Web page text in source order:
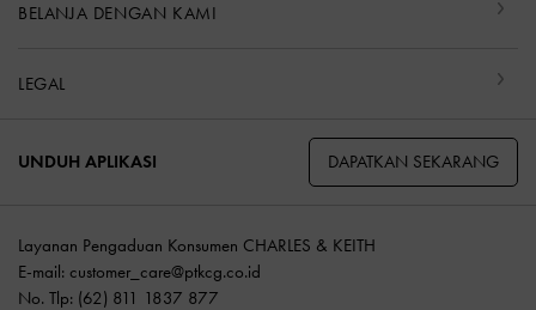
BELANJA DENGAN KAMI
LEGAL
UNDUH APLIKASI DAPATKAN SEKARANG
Layanan Pengaduan Konsumen CHARLES & KEITH
E-mail: customer_care@ptkcg.co.id
No. Tlp: (62) 811 1837 877